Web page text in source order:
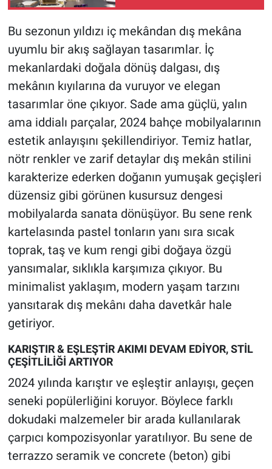
Bu sezonun yıldızı iç mekândan dış mekâna
uyumlu bir akış sağlayan tasarımlar. İç
mekanlardaki doğala dönüş dalgası, dış
mekânın kıyılarına da vuruyor ve elegan
tasarımlar öne çıkıyor. Sade ama güçlü, yalın
ama iddialı parçalar, 2024 bahçe mobilyalarının
estetik anlayışını şekillendiriyor. Temiz hatlar,
nötr renkler ve zarif detaylar dış mekân stilini
karakterize ederken doğanın yumuşak geçişleri
düzensiz gibi görünen kusursuz dengesi
mobilyalarda sanata dönüşüyor. Bu sene renk
kartelasında pastel tonların yanı sıra sıcak
toprak, taş ve kum rengi gibi doğaya özgü
yansımalar, sıklıkla karşımıza çıkıyor. Bu
minimalist yaklaşım, modern yaşam tarzını
yansıtarak dış mekânı daha davetkâr hale
getiriyor.
KARIŞTIR & EŞLEŞTİR AKIMI DEVAM EDİYOR, STİL
ÇEŞİTLİLİĞİ ARTIYOR
2024 yılında karıştır ve eşleştir anlayışı, geçen
seneki popülerliğini koruyor. Böylece farklı
dokudaki malzemeler bir arada kullanılarak
çarpıcı kompozisyonlar yaratılıyor. Bu sene de
terrazzo seramik ve concrete (beton) gibi